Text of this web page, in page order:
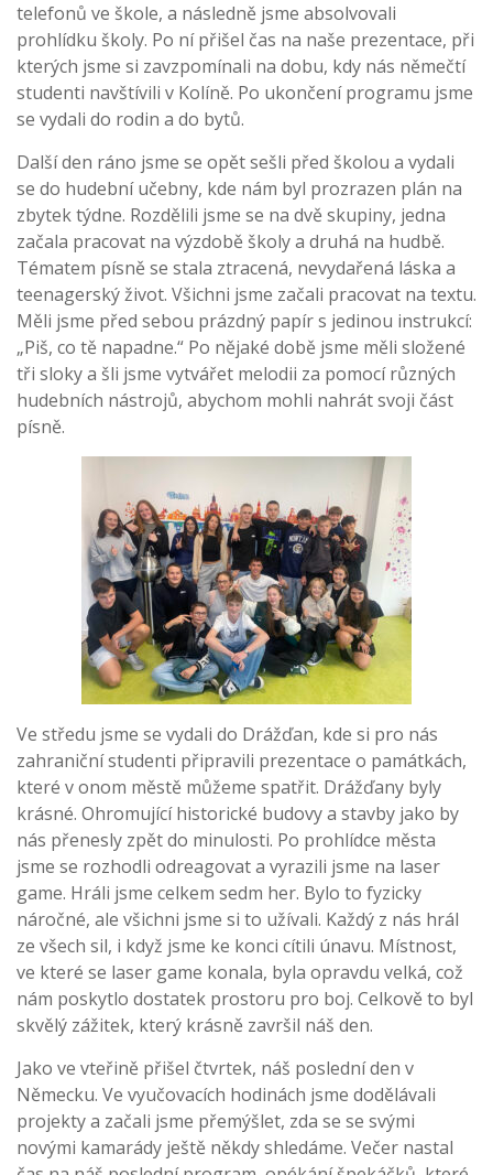
telefonů ve škole, a následně jsme absolvovali
prohlídku školy. Po ní přišel čas na naše prezentace, při
kterých jsme si zavzpomínali na dobu, kdy nás němečtí
studenti navštívili v Kolíně. Po ukončení programu jsme
se vydali do rodin a do bytů.
Další den ráno jsme se opět sešli před školou a vydali
se do hudební učebny, kde nám byl prozrazen plán na
zbytek týdne. Rozdělili jsme se na dvě skupiny, jedna
začala pracovat na výzdobě školy a druhá na hudbě.
Tématem písně se stala ztracená, nevydařená láska a
teenagerský život. Všichni jsme začali pracovat na textu.
Měli jsme před sebou prázdný papír s jedinou instrukcí:
„Piš, co tě napadne.“ Po nějaké době jsme měli složené
tři sloky a šli jsme vytvářet melodii za pomocí různých
hudebních nástrojů, abychom mohli nahrát svoji část
písně.
Ve středu jsme se vydali do Drážďan, kde si pro nás
zahraniční studenti připravili prezentace o památkách,
které v onom městě můžeme spatřit. Drážďany byly
krásné. Ohromující historické budovy a stavby jako by
nás přenesly zpět do minulosti. Po prohlídce města
jsme se rozhodli odreagovat a vyrazili jsme na laser
game. Hráli jsme celkem sedm her. Bylo to fyzicky
náročné, ale všichni jsme si to užívali. Každý z nás hrál
ze všech sil, i když jsme ke konci cítili únavu. Místnost,
ve které se laser game konala, byla opravdu velká, což
nám poskytlo dostatek prostoru pro boj. Celkově to byl
skvělý zážitek, který krásně završil náš den.
Jako ve vteřině přišel čtvrtek, náš poslední den v
Německu. Ve vyučovacích hodinách jsme dodělávali
projekty a začali jsme přemýšlet, zda se se svými
novými kamarády ještě někdy shledáme. Večer nastal